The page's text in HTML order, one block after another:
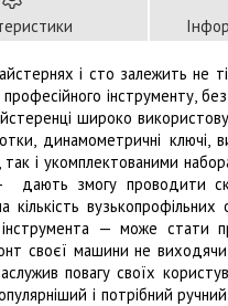
і сто залежить не
інструменту,
широко
динамометричні ключі,
і укомплектованими
дають змогу проводити
— може стати
своєї машини не
повагу своїх
і потрібний